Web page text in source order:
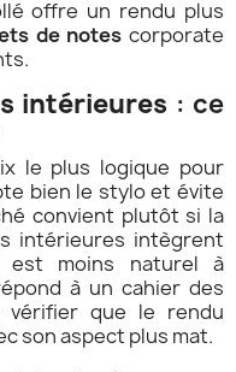
offre un rendu plus
de notes corporate
intérieures : ce
le plus logique pour
bien le stylo et évite
convient plutôt si la
intérieures intègrent
est moins naturel à
à un cahier des
vérifier que le rendu
son aspect plus mat.